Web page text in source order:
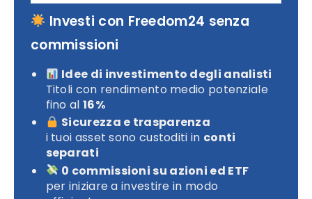
Investi con Freedom24 senza
commissioni
Idee di investimento degli analisti
Titoli con rendimento medio potenziale
fino al 16%
Sicurezza e trasparenza
i tuoi asset sono custoditi in conti
separati
0 commissioni su azioni ed ETF
per iniziare a investire in modo